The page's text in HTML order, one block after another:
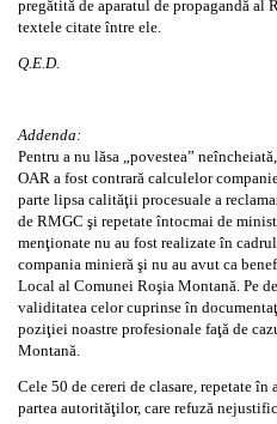
pregătită de aparatul de propagandă al
textele citate între ele.
Q.E.D.
Addenda:
Pentru a nu lăsa „povestea”
OAR a fost contrară calculelor
parte lipsa calităţii procesuale a
de RMGC şi repetate întocmai de
menţionate nu au fost realizate în
compania minieră şi nu au avut ca
Local al Comunei Roşia Montană. Pe
validitatea celor cuprinse în
poziţiei noastre profesionale faţă de
Montană.
Cele 50 de cereri de clasare, repetate în
partea autorităţilor, care refuză